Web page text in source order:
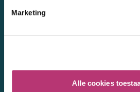
Marketing
Alle cookies